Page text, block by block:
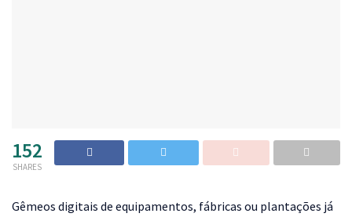
152
SHARES
Gêmeos digitais de equipamentos, fábricas ou plantações já